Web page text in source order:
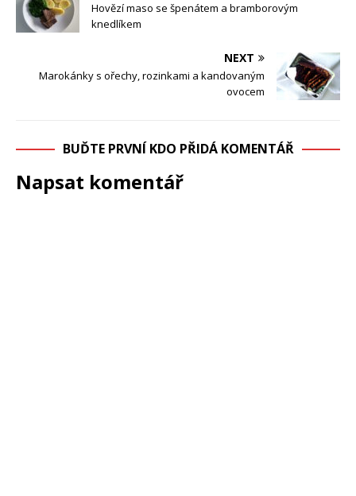
Hovězí maso se špenátem a bramborovým
knedlíkem
NEXT
Marokánky s ořechy, rozinkami a kandovaným
ovocem
BUĎTE PRVNÍ KDO PŘIDÁ KOMENTÁŘ
Napsat komentář